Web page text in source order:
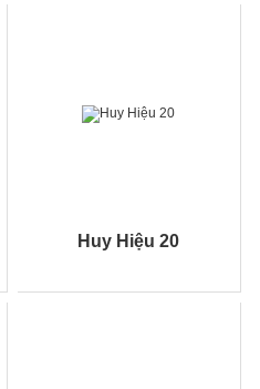
Huy Hiệu 20